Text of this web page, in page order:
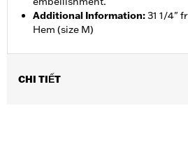
Additional Information:31 1/4"
Hem (size M)
CHI TIẾT